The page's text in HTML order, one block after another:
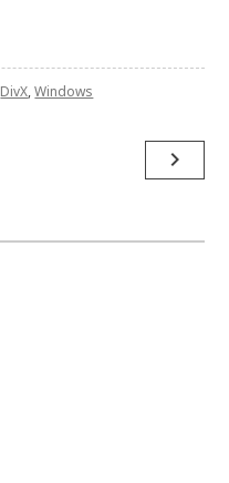
DivX,Windows
navigate_next